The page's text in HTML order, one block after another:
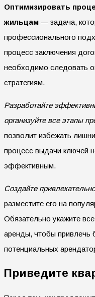
Оптимизировать
жильцам — задача,
профессионального
процесс заключения
необходимо следовать
стратегиям.
Разработайте
организуйте все этапы
позволит избежать
процесс выдачи ключей
эффективным.
Создайте
разместите его на
Обязательно укажите
аренды, чтобы привлечь
потенциальных
Приведите